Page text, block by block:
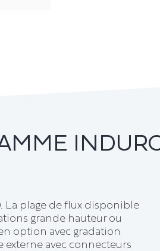
La plage de flux disponible
grande hauteur ou
option avec gradation
externe avec connecteurs